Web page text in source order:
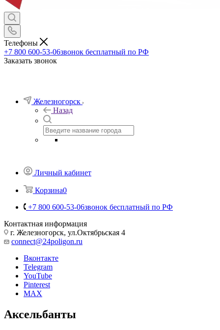
Телефоны
+7 800 600-53-06звонок бесплатный по РФ
Заказать звонок
Железногорск
Назад
Личный кабинет
Корзина0
+7 800 600-53-06звонок бесплатный по РФ
Контактная информация
г. Железногорск, ул.Октябрьская 4
connect@24poligon.ru
Вконтакте
Telegram
YouTube
Pinterest
MAX
Аксельбанты